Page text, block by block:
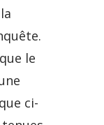
le
ci-